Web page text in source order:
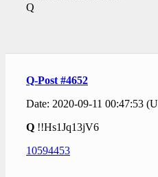
Q
Q-Post #4652
Date: 2020-09-11 00:47:53
Q !!Hs1Jq13jV6
10594453